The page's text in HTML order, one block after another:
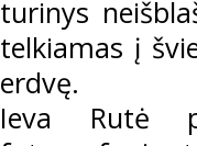
turinys
telkiamas į
erdvę.
Ieva Rutė